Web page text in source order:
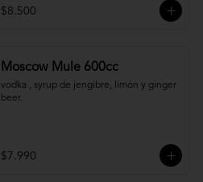
$8.500
Moscow Mule 600cc
vodka , syrup de jengibre, limón y ginger
beer.
$7.990